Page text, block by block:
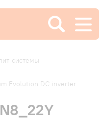
системы
Evolution DC inverter